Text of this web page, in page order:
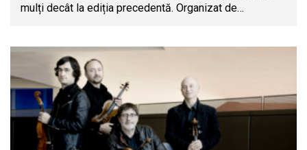
mulți decât la ediția precedentă. Organizat de…